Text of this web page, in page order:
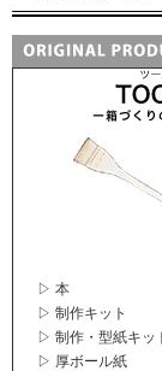
▷ 本
▷ 制作キット
▷ 制作・型紙キッ
▷ 厚ボール紙